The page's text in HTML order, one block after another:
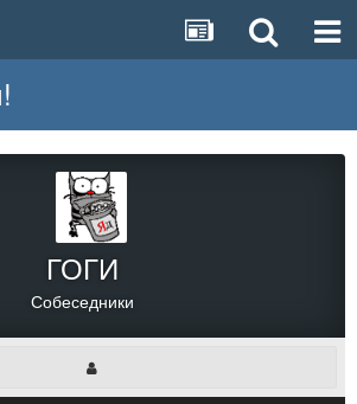
ГОГИ
Собеседники